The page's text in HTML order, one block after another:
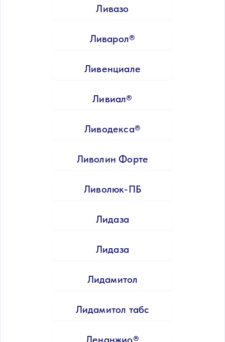
Ливазо
Ливарол®
Ливенциале
Ливиал®
Ливодекса®
Ливолин Форте
Ливолюк-ПБ
Лидаза
Лидаза
Лидамитол
Лидамитол табс
Ленанжио®